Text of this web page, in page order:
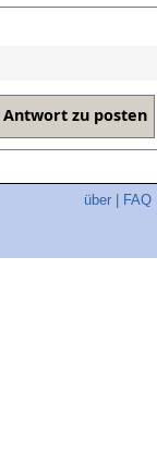
über FAQ